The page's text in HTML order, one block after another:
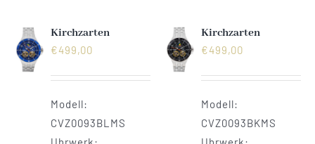
Kirchzarten
€499,00
Modell:
CVZ0093BLMS
Kirchzarten
€499,00
Modell:
CVZ0093BKMS